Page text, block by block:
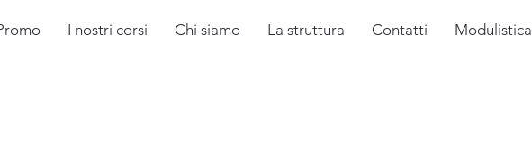
I nostri corsi Chi siamo La struttura Contatti Modulistica